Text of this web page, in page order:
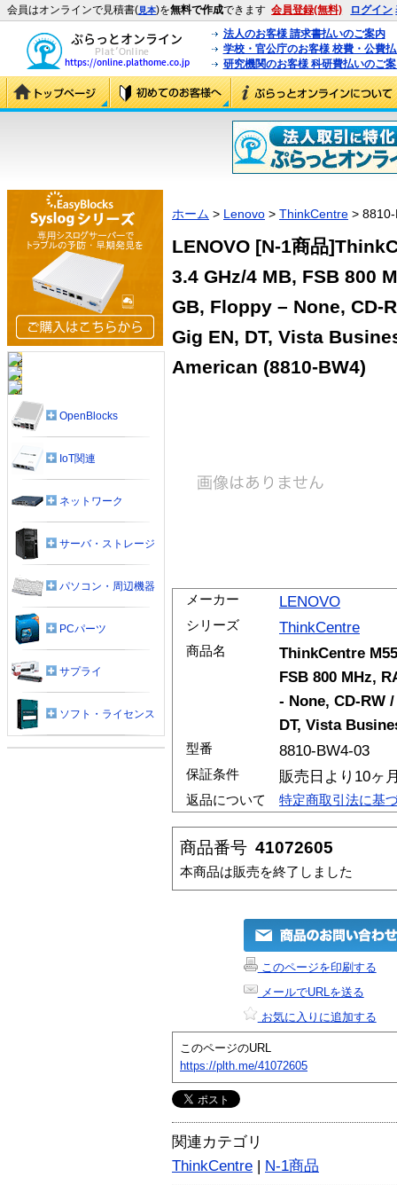
会員はオンラインで見積書(見本)を無料で作成できます 会員登録(無料) ログイン
法人のお客様 請求書払いのご案内
学校・官公庁のお客様 校費・公費
研究機関のお客様 科研費払いのご
ホーム > Lenovo > ThinkCentre >
LENOVO [N-1商品
3.4 GHz/4 MB, FSB 800
GB, Floppy – None, CD-
Gig EN, DT, Vista
American (8810-BW4)
メーカー LENOVO
シリーズ ThinkCentre
商品名
ThinkCentre
FSB 800 MHz,
- None, CD-RW
DT, Vista
型番 8810-BW4-03
保証条件 販売日より10ヶ
返品について 特定商取引法に基
商品番号 41072605
本商品は販売を終了しました
このページを印刷する
メールでURLを送る
お気に入りに追加する
このページのURL
https://plth.me/41072605
関連カテゴリ
ThinkCentre | N-1商品
OpenBlocks
IoT関連
ネットワーク
サーバ・ストレージ
パソコン・周辺機器
PCパーツ
サプライ
ソフト・ライセンス